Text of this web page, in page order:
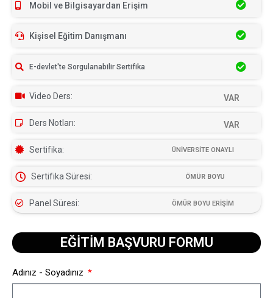
Mobil ve Bilgisayardan Erişim
Kişisel Eğitim Danışmanı
E-devlet'te Sorgulanabilir Sertifika
Video Ders: VAR
Ders Notları: VAR
Sertifika: ÜNİVERSİTE ONAYLI
Sertifika Süresi: ÖMÜR BOYU
Panel Süresi: ÖMÜR BOYU ERİŞİM
EĞİTİM BAŞVURU FORMU​
Adınız - Soyadınız